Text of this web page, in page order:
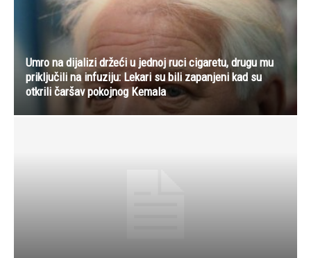
Umro na dijalizi držeći u jednoj ruci cigaretu, drugu mu
priključili na infuziju: Lekari su bili zapanjeni kad su
otkrili čaršav pokojnog Kemala